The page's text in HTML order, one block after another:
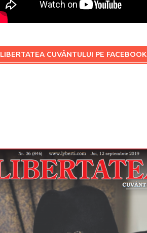
LIBERTATEA CUVÂNTULUI PE FACEBOOK